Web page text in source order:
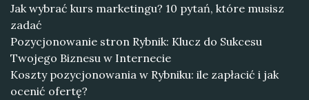
Jak wybrać kurs marketingu? 10 pytań, które musisz
zadać
Pozycjonowanie stron Rybnik: Klucz do Sukcesu
Twojego Biznesu w Internecie
Koszty pozycjonowania w Rybniku: ile zapłacić i jak
ocenić ofertę?